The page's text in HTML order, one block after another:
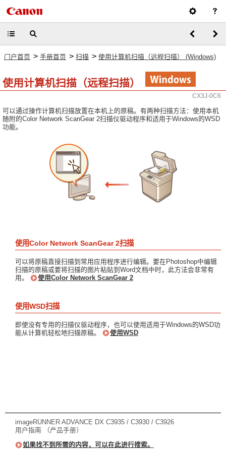
门户首页 > 手册首页 > 扫描 > 使用计算机扫描（远程扫描） (Windows)
使用计算机扫描（远程扫描）
CX3J-0C6
可以通过操作计算机扫描放置在本机上的原稿。有两种扫描方法：使用本机
随附的Color Network ScanGear 2扫描仪驱动程序和适用于Windows的WSD
功能。
使用Color Network ScanGear 2扫描
可以将原稿直接扫描到常用应用程序进行编辑。要在Photoshop中编辑
扫描的原稿或要将扫描的图片粘贴到Word文档中时，此方法会非常有
用。
使用Color Network ScanGear 2
使用WSD扫描
即使没有专用的扫描仪驱动程序，也可以使用适用于Windows的WSD功
能从计算机轻松地扫描原稿。
使用WSD
imageRUNNER ADVANCE DX C3935 / C3930 / C3926
用户指南 （产品手册）
如果找不到所需的内容，可以在此进行搜索。